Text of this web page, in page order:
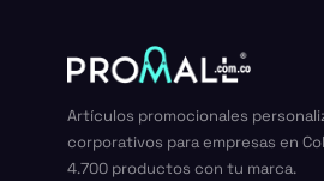
Artículos promocionales
corporativos para empresas en
4.700 productos con tu marca.